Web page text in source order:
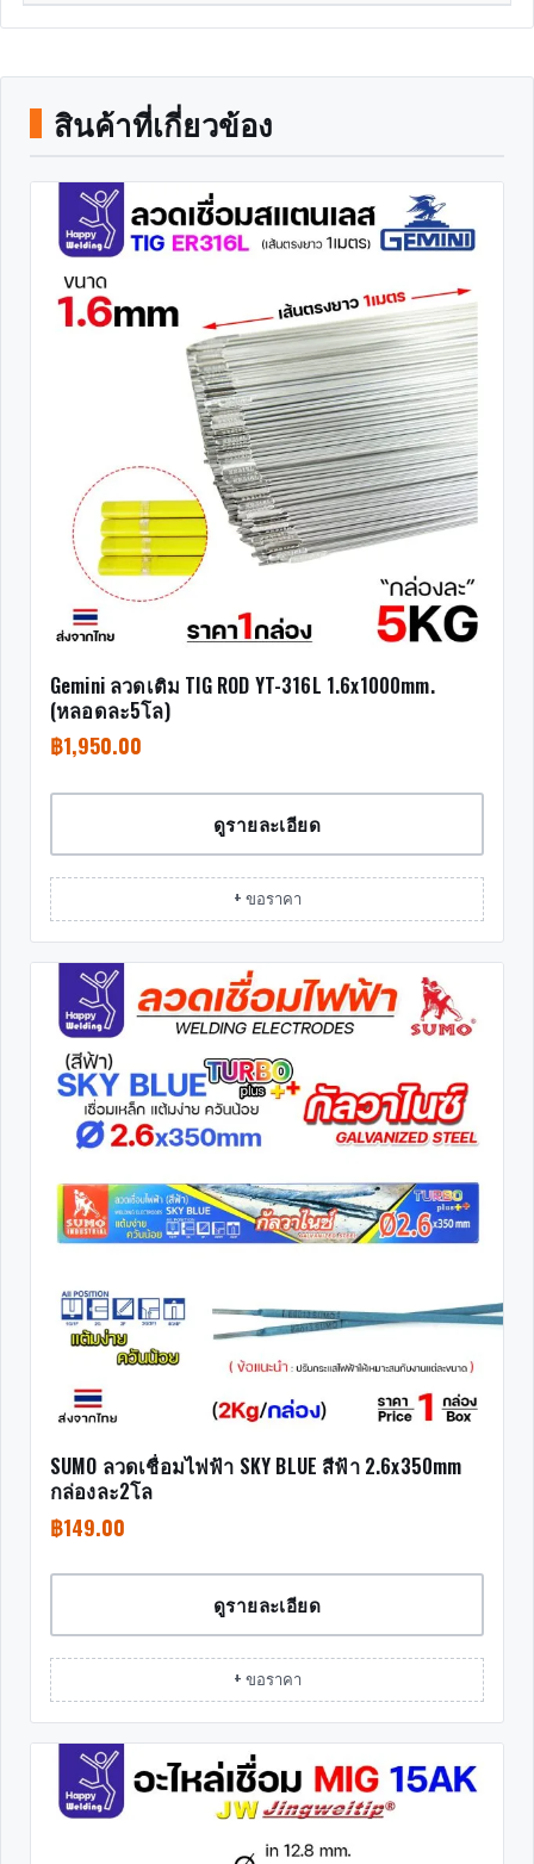
สินค้าที่เกี่ยวข้อง
Gemini ลวดเติม TIG ROD YT-316L 1.6x1000mm.
(หลอดละ5โล)
฿1,950.00
ดูรายละเอียด
+ ขอราคา
SUMO ลวดเชื่อมไฟฟ้า SKY BLUE สีฟ้า 2.6x350mm
กล่องละ2โล
฿149.00
ดูรายละเอียด
+ ขอราคา